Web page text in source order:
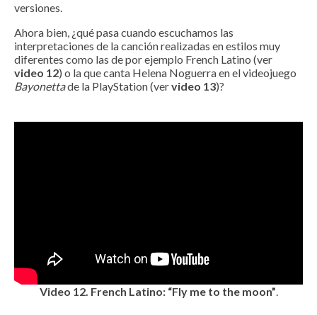
versiones.
Ahora bien, ¿qué pasa cuando escuchamos las
interpretaciones de la canción realizadas en estilos muy
diferentes como las de por ejemplo French Latino (ver
video 12) o la que canta Helena Noguerra en el videojuego
Bayonettade la PlayStation (vervideo 13)?
Video 12. French Latino: “Fly me to the moon”